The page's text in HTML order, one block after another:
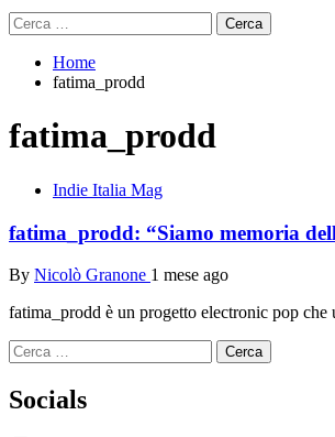
Ricerca
per:
Home
fatima_prodd
fatima_prodd
Indie Italia Mag
fatima_prodd: “Siamo memoria
By Nicolò Granone 1 mese ago
fatima_prodd è un progetto electronic pop
Ricerca
per:
Socials